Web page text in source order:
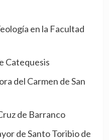
en la Facultad
Catequesis
del Carmen de San
de Barranco
de Santo Toribio de